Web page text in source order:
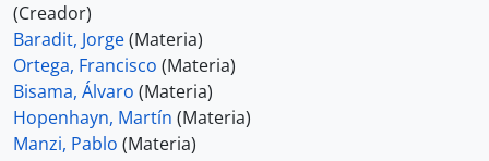
(Creador)
Baradit, Jorge(Materia)
Ortega, Francisco (Materia)
Bisama, Álvaro (Materia)
Hopenhayn, Martín (Materia)
Manzi, Pablo (Materia)